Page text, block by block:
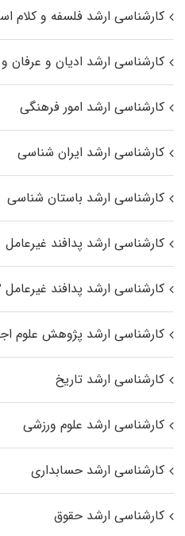
کارشناسی ارشد فلسفه و کلام
کارشناسی ارشد ادیان و
کارشناسی ارشد امور فرهنگی
کارشناسی ارشد ایران شناسی
کارشناسی ارشد باستان شناسی
کارشناسی ارشد پدافند غیرعامل
کارشناسی ارشد پدافند غیرعامل ۲
کارشناسی ارشد پژوهش علوم
کارشناسی ارشد تاریخ
کارشناسی ارشد علوم ورزشی
کارشناسی ارشد حسابداری
کارشناسی ارشد حقوق